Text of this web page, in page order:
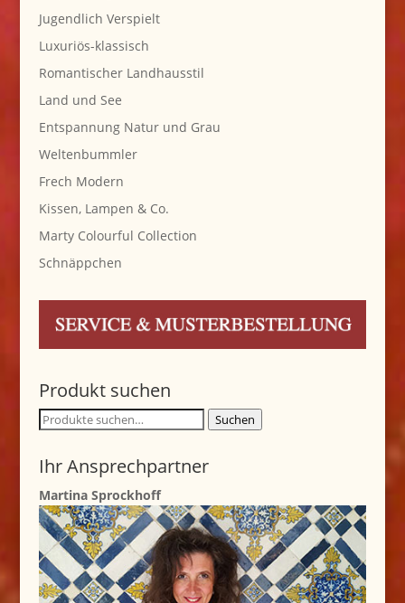
Jugendlich Verspielt
Luxuriös-klassisch
Romantischer Landhausstil
Land und See
Entspannung Natur und Grau
Weltenbummler
Frech Modern
Kissen, Lampen & Co.
Marty Colourful Collection
Schnäppchen
Produkt suchen
Suche
Suchen
Ihr Ansprechpartner
Martina Sprockhoff